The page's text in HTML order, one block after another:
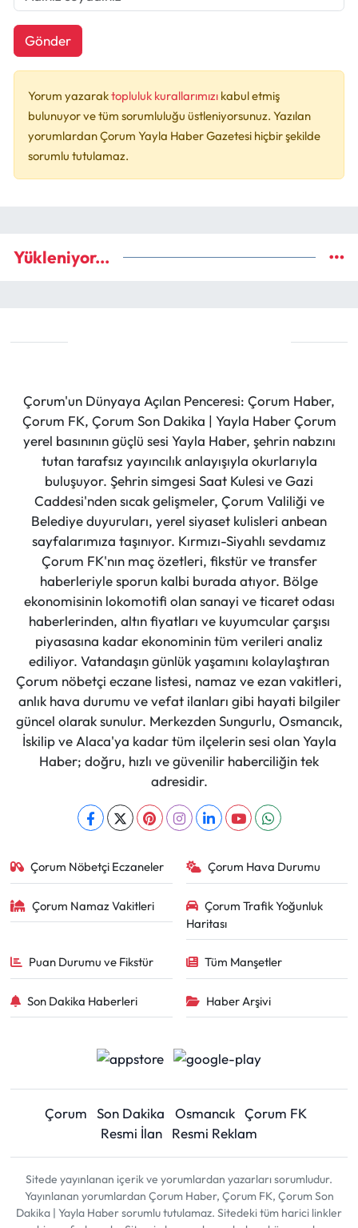
Gönder
Yorum yazaraktopluluk kurallarımızı kabul etmiş
bulunuyor ve tüm sorumluluğu üstleniyorsunuz. Yazılan
yorumlardan Çorum Yayla Haber Gazetesi hiçbir şekilde
sorumlu tutulamaz.
Yükleniyor...
Çorum'un Dünyaya Açılan Penceresi: Çorum Haber,
Çorum FK, Çorum Son Dakika | Yayla Haber Çorum
yerel basınının güçlü sesi Yayla Haber, şehrin nabzını
tutan tarafsız yayıncılık anlayışıyla okurlarıyla
buluşuyor. Şehrin simgesi Saat Kulesi ve Gazi
Caddesi'nden sıcak gelişmeler, Çorum Valiliği ve
Belediye duyuruları, yerel siyaset kulisleri anbean
sayfalarımıza taşınıyor. Kırmızı-Siyahlı sevdamız
Çorum FK'nın maç özetleri, fikstür ve transfer
haberleriyle sporun kalbi burada atıyor. Bölge
ekonomisinin lokomotifi olan sanayi ve ticaret odası
haberlerinden, altın fiyatları ve kuyumcular çarşısı
piyasasına kadar ekonominin tüm verileri analiz
ediliyor. Vatandaşın günlük yaşamını kolaylaştıran
Çorum nöbetçi eczane listesi, namaz ve ezan vakitleri,
anlık hava durumu ve vefat ilanları gibi hayati bilgiler
güncel olarak sunulur. Merkezden Sungurlu, Osmancık,
İskilip ve Alaca'ya kadar tüm ilçelerin sesi olan Yayla
Haber; doğru, hızlı ve güvenilir haberciliğin tek
adresidir.
Çorum Nöbetçi Eczaneler Çorum Hava Durumu
Çorum Namaz Vakitleri
Çorum Trafik Yoğunluk
Haritası
Puan Durumu ve Fikstür Tüm Manşetler
Son Dakika Haberleri Haber Arşivi
Çorum Son Dakika Osmancık Çorum FK
Resmi İlan
Resmi Reklam
Sitede yayınlanan içerik ve yorumlardan yazarları sorumludur.
Yayınlanan yorumlardan Çorum Haber, Çorum FK, Çorum Son
Dakika | Yayla Haber sorumlu tutulamaz. Sitedeki tüm harici linkler